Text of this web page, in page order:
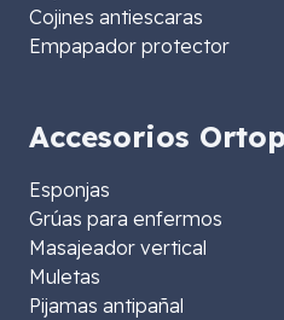
Cojines antiescaras
Empapador protector
Accesorios
Esponjas
Grúas para enfermos
Masajeador vertical
Muletas
Pijamas antipañal